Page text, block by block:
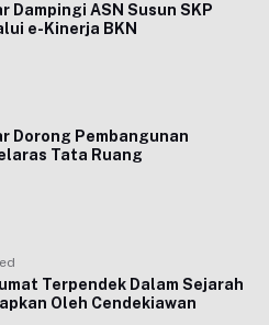
Dampingi ASN Susun SKP
e-Kinerja BKN
Dorong Pembangunan
Tata Ruang
Terpendek Dalam Sejarah
Oleh Cendekiawan